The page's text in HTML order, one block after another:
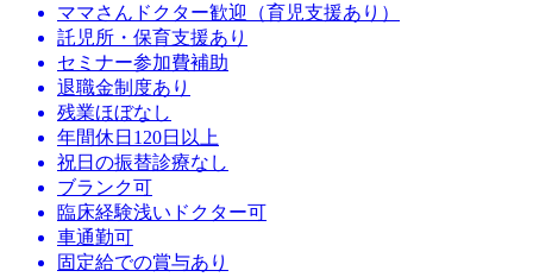
ママさんドクター歓迎（育児支援あり）
託児所・保育支援あり
セミナー参加費補助
退職金制度あり
残業ほぼなし
年間休日120日以上
祝日の振替診療なし
ブランク可
臨床経験浅いドクター可
車通勤可
固定給での賞与あり